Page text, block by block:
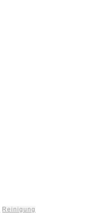
Reinigung